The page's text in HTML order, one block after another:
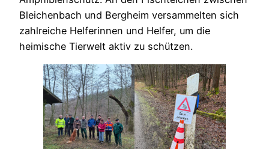
Bleichenbach und Bergheim versammelten sich
zahlreiche Helferinnen und Helfer, um die
heimische Tierwelt aktiv zu schützen.